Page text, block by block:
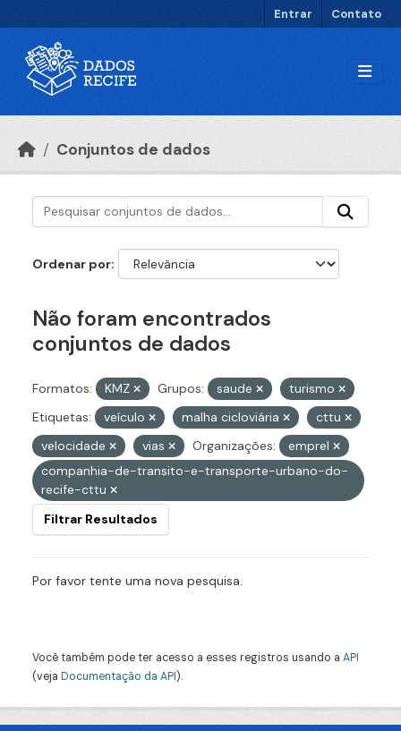
Entrar Contato
Conjuntos de dados
Ordenar por
Não foram encontrados
conjuntos de dados
Formatos: KMZ Grupos: saude
turismo
Etiquetas:
veículo malha cicloviária
cttu
velocidade
vias Organizações:
emprel
companhia-de-transito-e-transporte-urbano-do-
recife-cttu
Filtrar Resultados
Por favor tente uma nova pesquisa.
Você também pode ter acesso a esses registros usando a API
(veja Documentação da API).